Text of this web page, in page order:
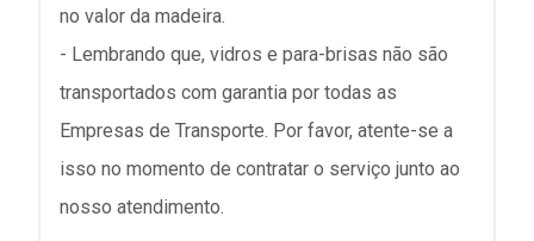
no valor da madeira.
- Lembrando que, vidros e para-brisas não são
transportados com garantia por todas as
Empresas de Transporte. Por favor, atente-se a
isso no momento de contratar o serviço junto ao
nosso atendimento.